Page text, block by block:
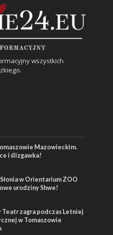
wszystkich
Mazowieckim.
i ślizgawka!
w Orientarium ZOO
urodziny Shwe!
Teatr zagra podczas Letniej
w Tomaszowie